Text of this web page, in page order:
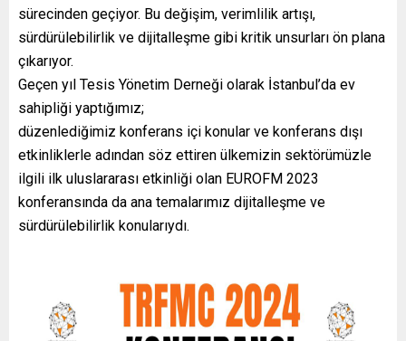
sürecinden geçiyor. Bu değişim, verimlilik artışı,
sürdürülebilirlik ve dijitalleşme gibi kritik unsurları ön plana
çıkarıyor.
Geçen yıl Tesis Yönetim Derneği olarak İstanbul’da ev
sahipliği yaptığımız;
düzenlediğimiz konferans içi konular ve konferans dışı
etkinliklerle adından söz ettiren ülkemizin sektörümüzle
ilgili ilk uluslararası etkinliği olan EUROFM 2023
konferansında da ana temalarımız dijitalleşme ve
sürdürülebilirlik konularıydı.